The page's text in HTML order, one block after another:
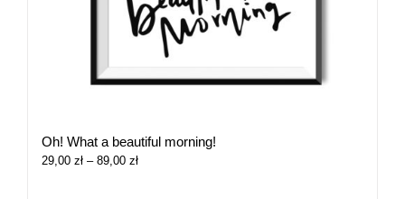
Oh! What a beautiful morning!
29,00 zł – 89,00 złZakres